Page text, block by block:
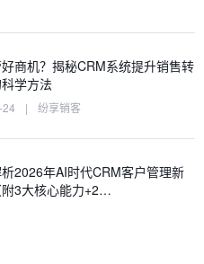
商机？揭秘CRM系统提升销售转
学方法
| 纷享销客
2026年AI时代CRM客户管理新
3大核心能力+2…